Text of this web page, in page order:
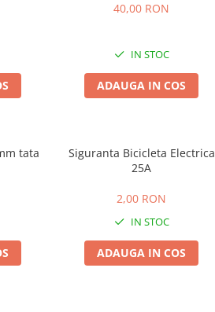
40,00 RON
IN STOC
ADAUGA IN COS
tata
Siguranta Bicicleta Electrica
25A
2,00 RON
IN STOC
ADAUGA IN COS